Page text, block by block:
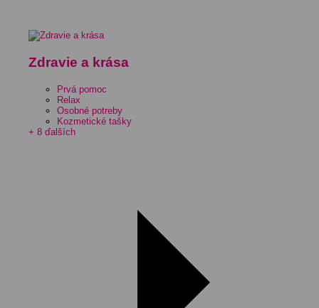
Zdravie a krása
Prvá pomoc
Relax
Osobné potreby
Kozmetické tašky
+ 8 ďalších